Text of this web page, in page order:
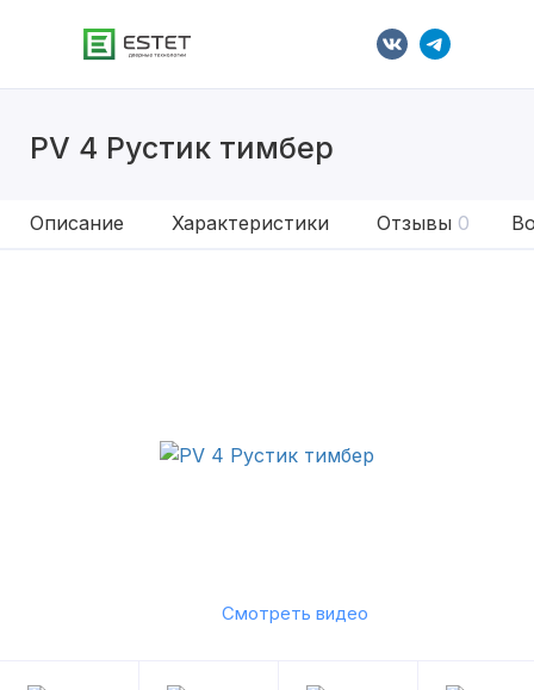
PV 4 Рустик тимбер
Описание Характеристики Отзывы 0
Смотреть видео